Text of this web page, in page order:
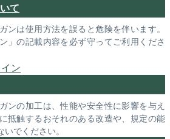
て
ンは使用方法を誤ると危険を伴います。
」の記載内容を必ず守ってご利用くださ
ン
ンの加工は、性能や安全性に影響を与え
抵触するおそれのある改造や、規定の能
でください。